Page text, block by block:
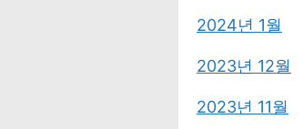
2024년 1월
2023년 12월
2023년 11월